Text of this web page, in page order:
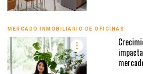
MERCADO INMOBILIARIO DE OFICINAS